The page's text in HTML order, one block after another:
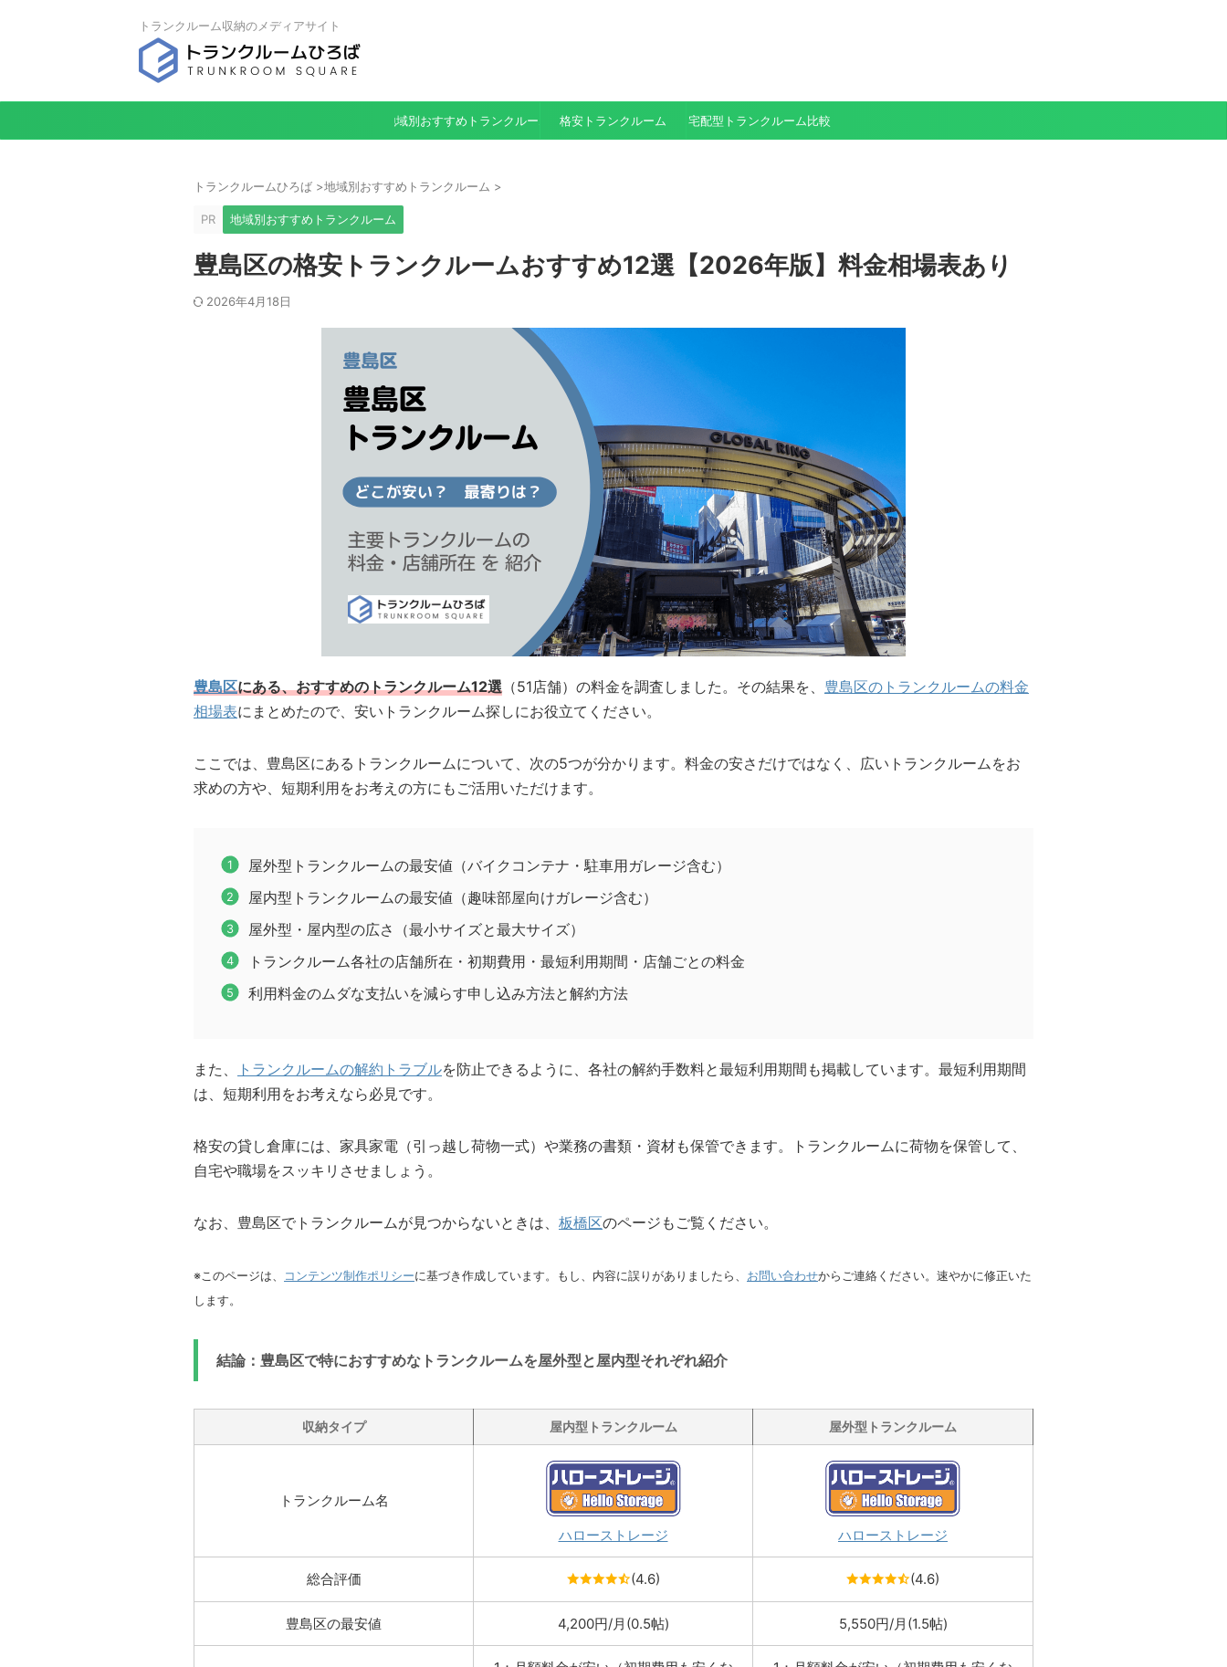
トランクルーム収納のメディアサイト
地域別おすすめトランクルーム 格安トランクルーム 宅配型トランクルーム比較
トランクルームひろば >地域別おすすめトランクルーム >
PR 地域別おすすめトランクルーム
豊島区の格安トランクルームおすすめ12選【2026年版】料金相場表あり
2026年4月18日
豊島区にある、おすすめのトランクルーム12選 （51店舗）の料金を調査しました。その結果を、 豊島区のトランクルームの料金
相場表にまとめたので、安いトランクルーム探しにお役立てください。
ここでは、豊島区にあるトランクルームについて、次の5つが分かります。料金の安さだけではなく、広いトランクルームをお
求めの方や、短期利用をお考えの方にもご活用いただけます。
屋外型トランクルームの最安値（バイクコンテナ・駐車用ガレージ含む）
屋内型トランクルームの最安値（趣味部屋向けガレージ含む）
屋外型・屋内型の広さ（最小サイズと最大サイズ）
トランクルーム各社の店舗所在・初期費用・最短利用期間・店舗ごとの料金
利用料金のムダな支払いを減らす申し込み方法と解約方法
また、 トランクルームの解約トラブルを防止できるように、各社の解約手数料と最短利用期間も掲載しています。最短利用期間
は、短期利用をお考えなら必見です。
格安の貸し倉庫には、家具家電（引っ越し荷物一式）や業務の書類・資材も保管できます。トランクルームに荷物を保管して、
自宅や職場をスッキリさせましょう。
なお、豊島区でトランクルームが見つからないときは、 板橋区のページもご覧ください。
※このページは、 コンテンツ制作ポリシーに基づき作成しています。もし、内容に誤りがありましたら、 お問い合わせからご連絡ください。速やかに修正いた
します。
結論：豊島区で特におすすめなトランクルームを屋外型と屋内型それぞれ紹介
収納タイプ 屋内型トランクルーム 屋外型トランクルーム
トランクルーム名
ハローストレージ
ハローストレージ
総合評価 (4.6) (4.6)
豊島区の最安値 4,200円/月(0.5帖) 5,550円/月(1.5帖)